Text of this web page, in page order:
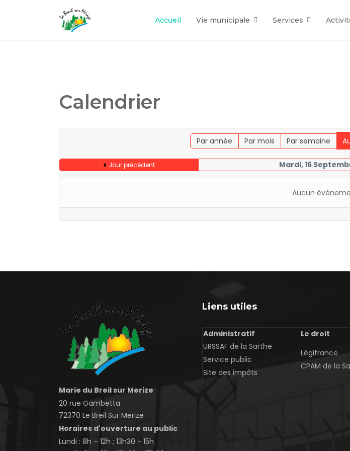
Accueil Vie municipale Services
Calendrier
Par année Par mois Par semaine
Jour précédent Mardi, 16
Aucun
Marie du Breil sur Merize
20 rue Gambetta
72370 Le Breil Sur Merize
Horaires d'ouverture au public
Lundi : 8h – 12h ; 13h30 - 15h
Liens utiles
Administratif
Le droit
URSSAF de la Sarthe
Service public
Site des impôts
Légifrance
CPAM de la